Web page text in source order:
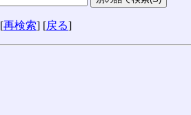
[再検索] [戻る]